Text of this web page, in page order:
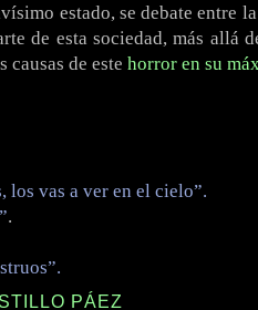
estado, se debate entre
de esta sociedad, más allá
causas de este horror en su
los vas a ver en el cielo”.
.
PÁEZ